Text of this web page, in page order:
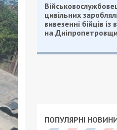
цивільних
вивезенні бійців
на
ПОПУЛЯРНІ